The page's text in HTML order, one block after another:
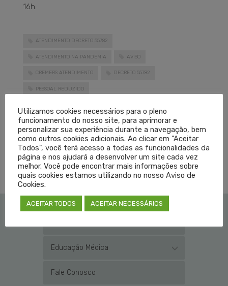
16h.
ATENDIMENTO DECRETO 55782
ATENDIMENTO NA PANDEMIA AVISO
CREMERS ATENDIMENTO DECRETO 55782
PESSOAL REDUZIDO
PUBLICADO EM CORONAVÍRUS,DESTAQUES, NOTÍCIAS SEM COMENTÁRIOS
Educação Médica
Fale Conosco
Utilizamos cookies necessários para o pleno
funcionamento do nosso site, para aprimorar e
personalizar sua experiência durante a navegação, bem
como outros cookies adicionais. Ao clicar em "Aceitar
Todos", você terá acesso a todas as funcionalidades da
página e nos ajudará a desenvolver um site cada vez
melhor. Você pode encontrar mais informações sobre
quais cookies estamos utilizando no nosso Aviso de
Cookies.
ACEITAR TODOS ACEITAR NECESSÁRIOS